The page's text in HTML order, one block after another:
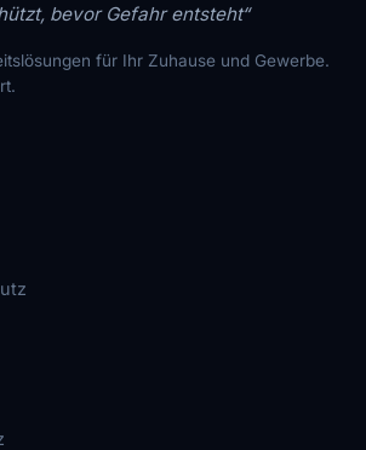
bevor Gefahr entsteht“
für Ihr Zuhause und Gewerbe.